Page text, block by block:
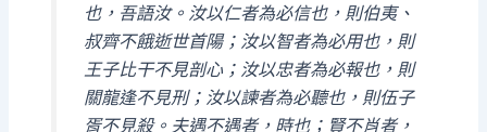
也，吾語汝。汝以仁者為必信也，則伯夷、
叔齊不餓逝世首陽；汝以智者為必用也，則
王子比干不見剖心；汝以忠者為必報也，則
關龍逢不見刑；汝以諫者為必聽也，則伍子
胥不見殺。夫遇不遇者，時也；賢不肖者，